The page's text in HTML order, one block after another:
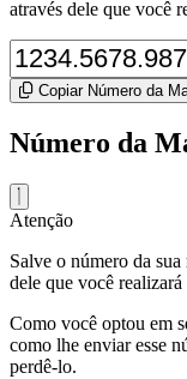
através dele que você
Copiar Número da
Número da
Atenção
Salve o número da
dele que você
Como você optou em
como lhe enviar esse
perdê-lo.